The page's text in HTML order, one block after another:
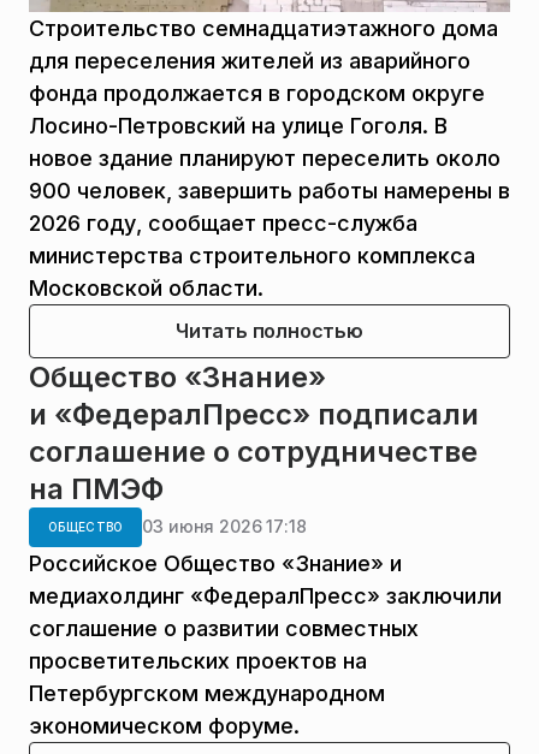
Строительство семнадцатиэтажного дома
для переселения жителей из аварийного
фонда продолжается в городском округе
Лосино-Петровский на улице Гоголя. В
новое здание планируют переселить около
900 человек, завершить работы намерены в
2026 году, сообщает пресс-служба
министерства строительного комплекса
Московской области.
Читать полностью
Общество «Знание»
и «ФедералПресс» подписали
соглашение о сотрудничестве
на ПМЭФ
ОБЩЕСТВО 03 июня 2026 17:18
Российское Общество «Знание» и
медиахолдинг «ФедералПресс» заключили
соглашение о развитии совместных
просветительских проектов на
Петербургском международном
экономическом форуме.